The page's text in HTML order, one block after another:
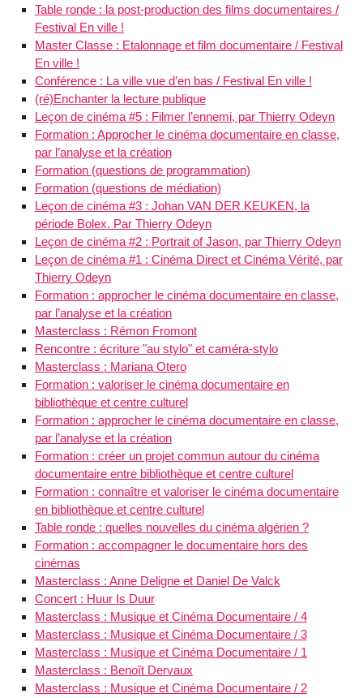
Table ronde : la post-production des films documentaires /
Festival En ville !
Master Classe : Etalonnage et film documentaire / Festival
En ville !
Conférence : La ville vue d’en bas / Festival En ville !
(ré)Enchanter la lecture publique
Leçon de cinéma #5 : Filmer l’ennemi, par Thierry Odeyn
Formation : Approcher le cinéma documentaire en classe,
par l’analyse et la création
Formation (questions de programmation)
Formation (questions de médiation)
Leçon de cinéma #3 : Johan VAN DER KEUKEN, la
période Bolex. Par Thierry Odeyn
Leçon de cinéma #2 : Portrait of Jason, par Thierry Odeyn
Leçon de cinéma #1 : Cinéma Direct et Cinéma Vérité, par
Thierry Odeyn
Formation : approcher le cinéma documentaire en classe,
par l’analyse et la création
Masterclass : Rémon Fromont
Rencontre : écriture "au stylo" et caméra-stylo
Masterclass : Mariana Otero
Formation : valoriser le cinéma documentaire en
bibliothèque et centre culturel
Formation : approcher le cinéma documentaire en classe,
par l’analyse et la création
Formation : créer un projet commun autour du cinéma
documentaire entre bibliothèque et centre culturel
Formation : connaître et valoriser le cinéma documentaire
en bibliothèque et centre culturel
Table ronde : quelles nouvelles du cinéma algérien ?
Formation : accompagner le documentaire hors des
cinémas
Masterclass : Anne Deligne et Daniel De Valck
Concert : Huur Is Duur
Masterclass : Musique et Cinéma Documentaire / 4
Masterclass : Musique et Cinéma Documentaire / 3
Masterclass : Musique et Cinéma Documentaire / 1
Masterclass : Benoît Dervaux
Masterclass : Musique et Cinéma Documentaire / 2